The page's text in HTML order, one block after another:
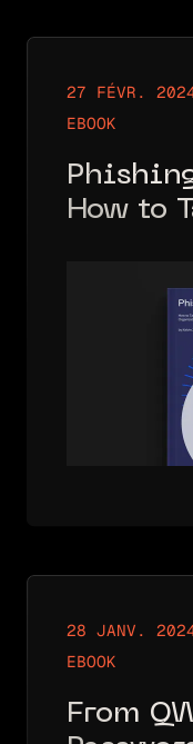
27 FÉVR.
EBOOK
How to
28 JANV.
EBOOK
From